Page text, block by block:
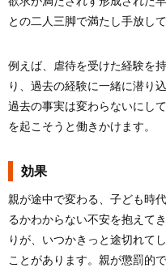
との二人三脚で満たし手放して
例えば、虐待を受けた経験を
り、過去の経験に一緒に潜り
過去の事実は変わらないにし
を起こそうと働きかけます。
効果
親が途中で変わる、子ども時
るかわからない不安を抱えて
りが、いつかきっと途切れて
ことがあります。親が懲罰的